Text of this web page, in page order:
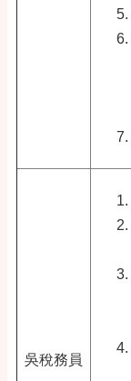
吳稅務員